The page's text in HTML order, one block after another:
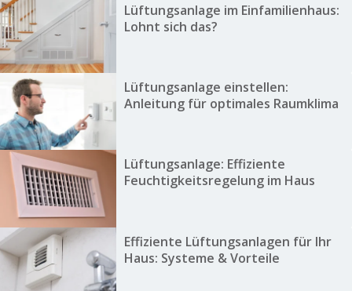
Lüftungsanlage im Einfamilienhaus:
Lohnt sich das?
Lüftungsanlage einstellen:
Anleitung für optimales Raumklima
Lüftungsanlage: Effiziente
Feuchtigkeitsregelung im Haus
Effiziente Lüftungsanlagen für Ihr
Haus: Systeme & Vorteile